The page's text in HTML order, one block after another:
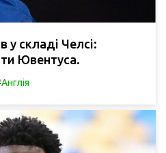
складі Челсі:
Ювентуса.
Англія